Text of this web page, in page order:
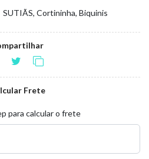
SUTIÃS, Cortininha, Biquinis
Frete
para calcular o frete